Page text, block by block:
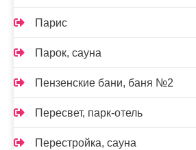
Парис
Парок, сауна
Пензенские бани, баня №2
Пересвет, парк-отель
Перестройка, сауна